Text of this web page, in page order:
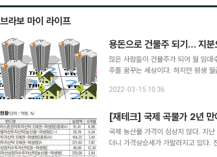
브라보 마이 라이프
용돈으로 건물주 되기… 지
많은 사람들이 건물주가 되어 월 임
주를 꿈꾸는 세상이다. 하지만 평생
2022-03-15 10:36
[재테크] 국제 곡물가 2년 만
국제 농산물 가격이 심상치 않다. 지
더니 가격상승세가 가팔라지고 있다.